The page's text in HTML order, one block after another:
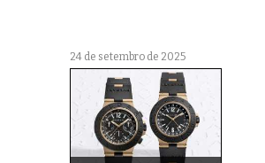
24 de setembro de 2025